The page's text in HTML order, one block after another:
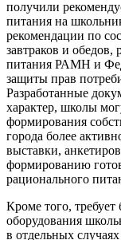
получили
питания на
рекомендации по
завтраков и
питания РАМН и
защиты прав
Разработанные
характер, школы
формирования
города более
выставки,
формированию
рационального
Кроме того,
оборудования
в отдельных